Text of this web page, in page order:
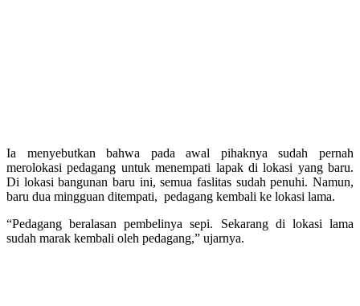
Ia menyebutkan bahwa pada awal pihaknya sudah pernah
merolokasi pedagang untuk menempati lapak di lokasi yang baru.
Di lokasi bangunan baru ini, semua faslitas sudah penuhi. Namun,
baru dua mingguan ditempati, pedagang kembali ke lokasi lama.
“Pedagang ber‎alasan pembelinya sepi. Sekarang di lokasi lama
sudah marak kembali oleh pedagang,” ujarnya.